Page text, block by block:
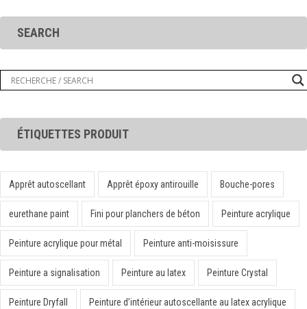
SEARCH
ÉTIQUETTES PRODUIT
Apprêt autoscellant Apprêt époxy antirouille Bouche-pores
eurethane paint Fini pour planchers de béton Peinture acrylique
Peinture acrylique pour métal Peinture anti-moisissure
Peinture a signalisation Peinture au latex Peinture Crystal
Peinture Dryfall Peinture d’intérieur autoscellante au latex acrylique